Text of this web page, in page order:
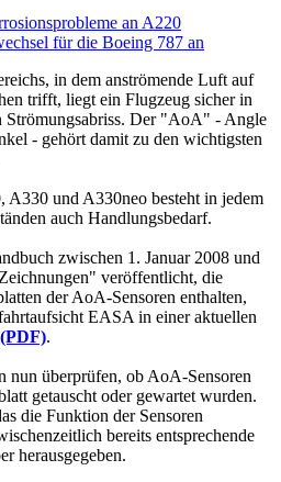
an A220
für die Boeing 787 an
in dem anströmende Luft auf
trifft, liegt ein Flugzeug sicher in
Strömungsabriss. Der "AoA" - Angle
- gehört damit zu den wichtigsten
und A330neo besteht in jedem
auch Handlungsbedarf.
zwischen 1. Januar 2008 und
veröffentlicht, die
der AoA-Sensoren enthalten,
EASA in einer aktuellen
.
nun überprüfen, ob AoA-Sensoren
getauscht oder gewartet wurden.
die Funktion der Sensoren
bereits entsprechende
herausgegeben.